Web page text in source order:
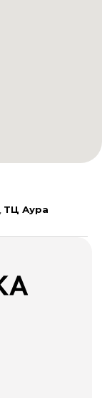
ТЦ Аура